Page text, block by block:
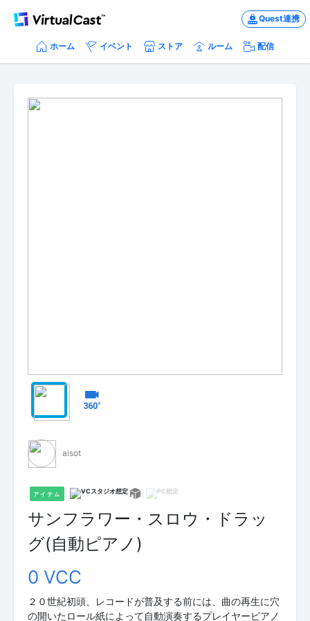
Quest連携
ホーム イベント ストア ルーム 配信
aisot
アイテム
サンフラワー・スロウ・ドラッ
グ(自動ピアノ)
0 VCC
２０世紀初頭、レコードが普及する前には、曲の再生に穴
の開いたロール紙によって自動演奏するプレイヤーピアノ